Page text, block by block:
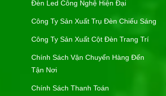
Đèn Led Công Nghệ Hiện Đại
Công Ty Sản Xuất Trụ Đèn Chiếu Sáng
Công Ty Sản Xuất Cột Đèn Trang Trí
Chính Sách Vận Chuyển Hàng Đến
Tận Nơi
Chính Sách Thanh Toán